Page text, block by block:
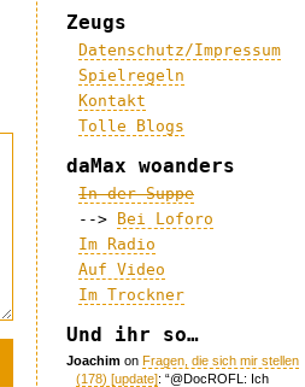
Zeugs
Datenschutz/Impressum
Spielregeln
Kontakt
Tolle Blogs
daMax woanders
In der Suppe
-->
Bei Loforo
Im Radio
Auf Video
Im Trockner
Und ihr so…
Joachim onFragen, die sich mir stellen
(178) [update]: “@DocROFL: Ich